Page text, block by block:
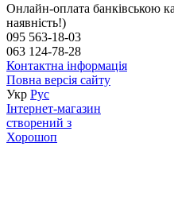
Онлайн-оплата банківською
наявність!)
095 563-18-03
063 124-78-28
Контактна інформація
Повна версія сайту
Укр Рус
Інтернет-магазин
створений з
Хорошоп